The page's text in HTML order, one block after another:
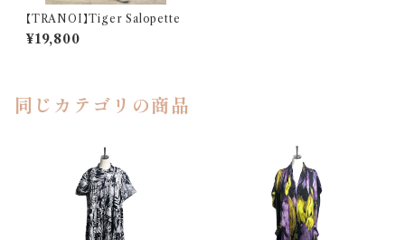
【TRANOI】Tiger Salopette
¥19,800
同じカテゴリの商品